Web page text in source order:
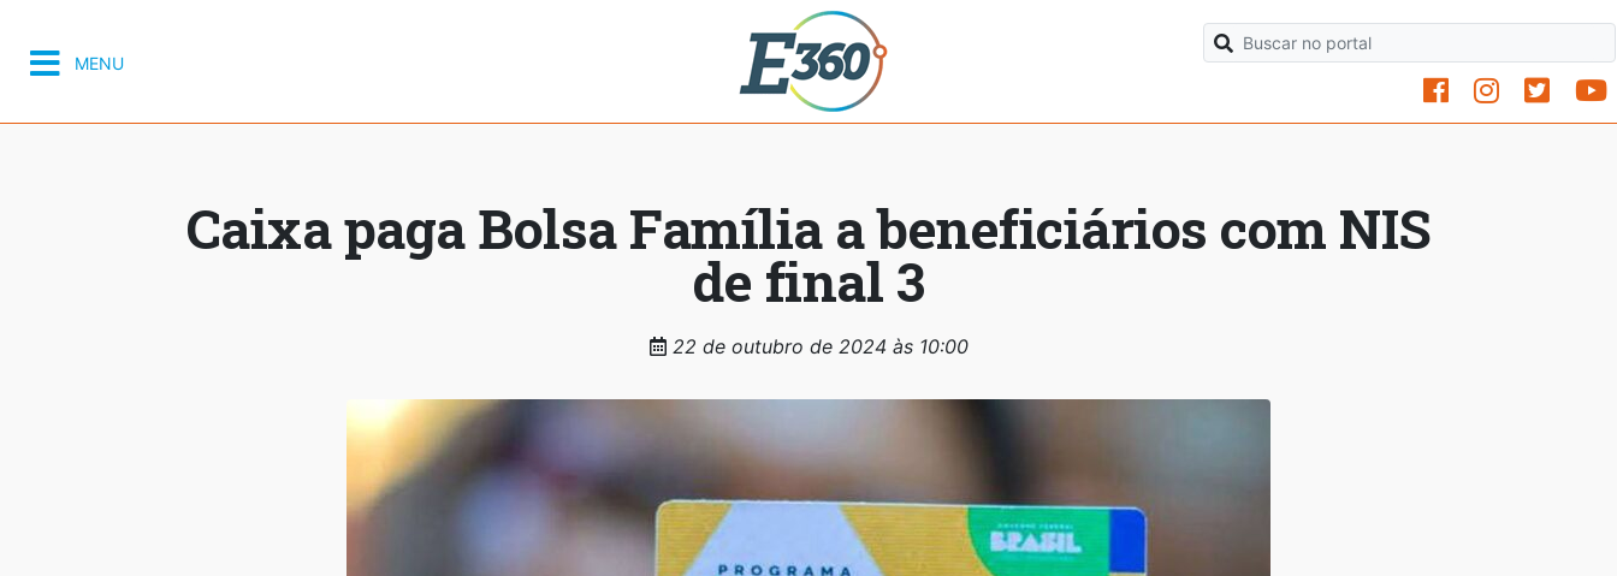
MENU
Caixa paga Bolsa Família a beneficiários com NIS
de final 3
22 de outubro de 2024 às 10:00